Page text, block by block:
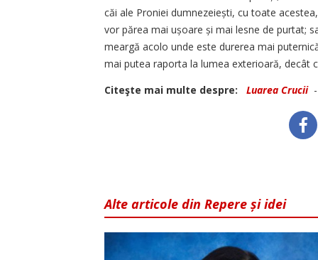
căi ale Proniei dumnezeiești, cu toate
vor părea mai ușoare și mai lesne de purtat;
meargă acolo unde este durerea mai
mai putea raporta la lumea exterioară, decât
Citeşte mai multe despre:
Luarea Crucii
Alte articole din Repere și idei